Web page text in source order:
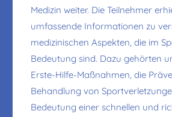
Medizin weiter. Die Teilnehmer
umfassende Informationen zu
medizinischen Aspekten, die im
Bedeutung sind. Dazu gehörten
Erste-Hilfe-Maßnahmen, die
Behandlung von
Bedeutung einer schnellen und